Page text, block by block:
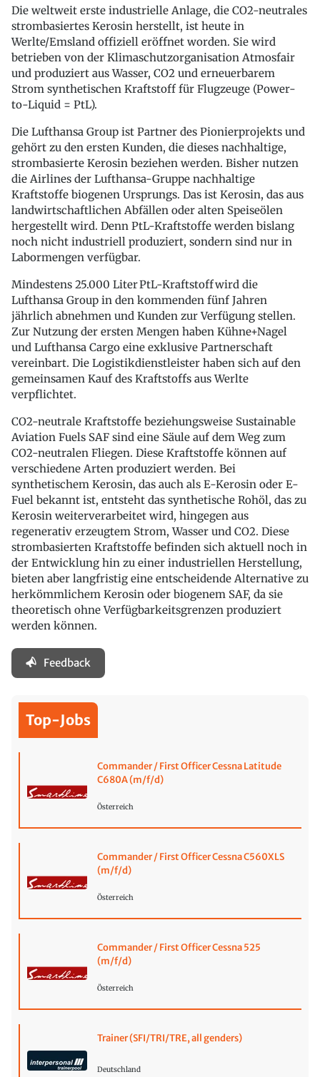
Die weltweit erste industrielle Anlage, die CO2-neutrales
strombasiertes Kerosin herstellt, ist heute in
Werlte/Emsland offiziell eröffnet worden. Sie wird
betrieben von der Klimaschutzorganisation Atmosfair
und produziert aus Wasser, CO2 und erneuerbarem
Strom synthetischen Kraftstoff für Flugzeuge (Power-
to-Liquid = PtL).
Die Lufthansa Group ist Partner des Pionierprojekts und
gehört zu den ersten Kunden, die dieses nachhaltige,
strombasierte Kerosin beziehen werden. Bisher nutzen
die Airlines der Lufthansa-Gruppe nachhaltige
Kraftstoffe biogenen Ursprungs. Das ist Kerosin, das aus
landwirtschaftlichen Abfällen oder alten Speiseölen
hergestellt wird. Denn PtL-Kraftstoffe werden bislang
noch nicht industriell produziert, sondern sind nur in
Labormengen verfügbar.
Mindestens 25.000 Liter PtL-Kraftstoff wird die
Lufthansa Group in den kommenden fünf Jahren
jährlich abnehmen und Kunden zur Verfügung stellen.
Zur Nutzung der ersten Mengen haben Kühne+Nagel
und Lufthansa Cargo eine exklusive Partnerschaft
vereinbart. Die Logistikdienstleister haben sich auf den
gemeinsamen Kauf des Kraftstoffs aus Werlte
verpflichtet.
CO2-neutrale Kraftstoffe beziehungsweise Sustainable
Aviation Fuels SAF sind eine Säule auf dem Weg zum
CO2-neutralen Fliegen. Diese Kraftstoffe können auf
verschiedene Arten produziert werden. Bei
synthetischem Kerosin, das auch als E-Kerosin oder E-
Fuel bekannt ist, entsteht das synthetische Rohöl, das zu
Kerosin weiterverarbeitet wird, hingegen aus
regenerativ erzeugtem Strom, Wasser und CO2. Diese
strombasierten Kraftstoffe befinden sich aktuell noch in
der Entwicklung hin zu einer industriellen Herstellung,
bieten aber langfristig eine entscheidende Alternative zu
herkömmlichem Kerosin oder biogenem SAF, da sie
theoretisch ohne Verfügbarkeitsgrenzen produziert
werden können.
Feedback
Top-Jobs
Commander / First Officer Cessna Latitude
C680A (m/f/d)
Österreich
Commander / First Officer Cessna C560XLS
(m/f/d)
Österreich
Commander / First Officer Cessna 525
(m/f/d)
Österreich
Trainer (SFI/TRI/TRE, all genders)
Deutschland